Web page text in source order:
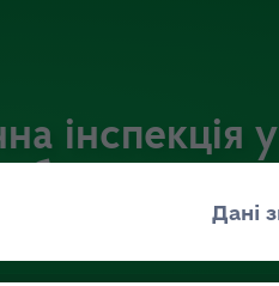
інспекція у